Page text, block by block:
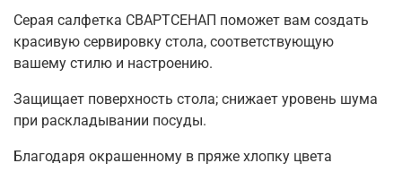
Серая салфетка СВАРТСЕНАП поможет вам создать
красивую сервировку стола, соответствующую
вашему стилю и настроению.
Защищает поверхность стола; снижает уровень шума
при раскладывании посуды.
Благодаря окрашенному в пряже хлопку цвета